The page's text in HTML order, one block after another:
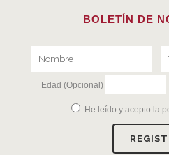
BOLETÍN DE
Edad (Opcional)
He leído y acepto la